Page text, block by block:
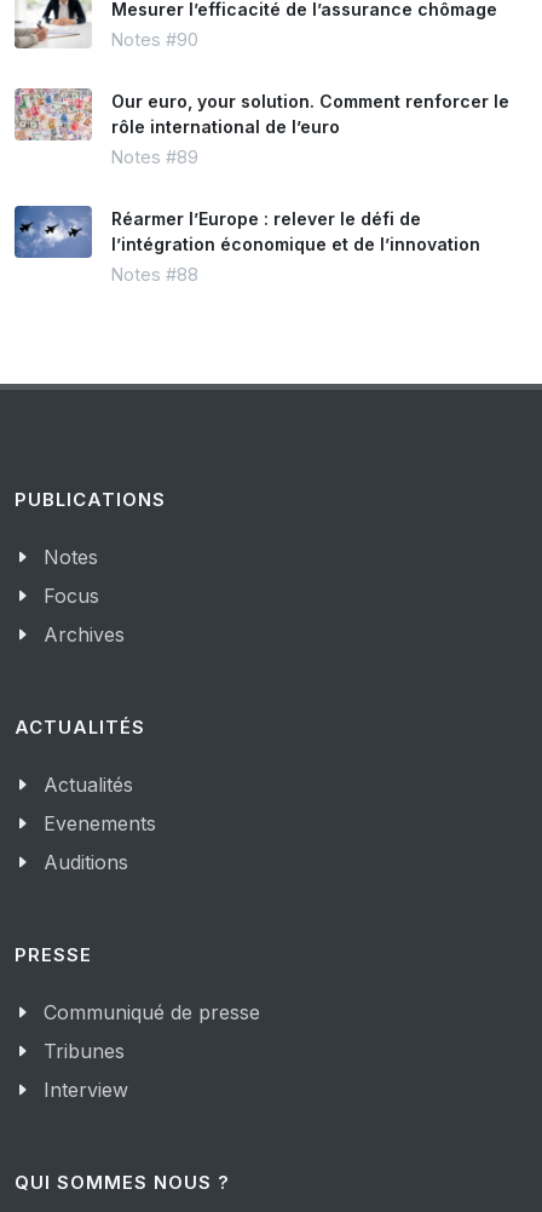
Mesurer l’efficacité de l’assurance chômage
Notes #90
Our euro, your solution. Comment renforcer le
rôle international de l’euro
Notes #89
Réarmer l’Europe : relever le défi de
l’intégration économique et de l’innovation
Notes #88
PUBLICATIONS
Notes
Focus
Archives
ACTUALITÉS
Actualités
Evenements
Auditions
PRESSE
Communiqué de presse
Tribunes
Interview
QUI SOMMES NOUS ?